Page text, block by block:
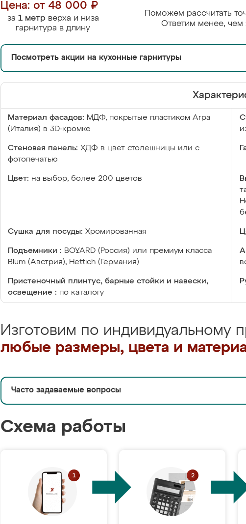
Цена: от 48 000 ₽
за 1 метрверха и низа
гарнитура в длину
Поможем рассчитать
Ответим менее, чем
Посмотреть акции на кухонные гарнитуры
Материал фасадов: МДФ, покрытые пластиком Arpa
(Италия) в 3D-кромке
Стеновая панель: ХДФ в цвет столешницы или с
фотопечатью
Цвет: на выбор, более 200 цветов
Сушка для посуды: Хромированная
Подъемники : BOYARD (Россия) или премиум класса
Blum (Австрия), Hettich (Германия)
Пристеночный плинтус, барные стойки и навески,
освещение : по каталогу
Изготовим по индивидуальному
любые размеры, цвета и
Часто задаваемые вопросы
Схема работы